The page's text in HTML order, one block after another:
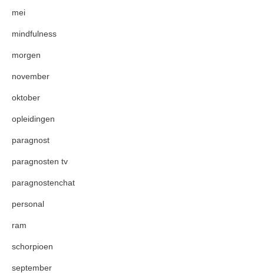
mei
mindfulness
morgen
november
oktober
opleidingen
paragnost
paragnosten tv
paragnostenchat
personal
ram
schorpioen
september